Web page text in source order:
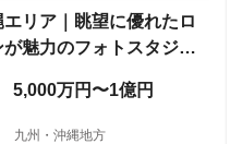
リア｜眺望に優れたロ
魅力のフォトスタジオ
5,000万円〜1億円
九州・沖縄地方